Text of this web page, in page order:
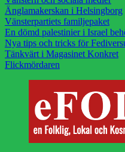
Änglamakerskan i Helsingborg
Vänsterpartiets familjepaket
En dömd palestinier i Israel
Nya tips och tricks för
Tänkvärt i Magasinet Konkret
Flickmördaren